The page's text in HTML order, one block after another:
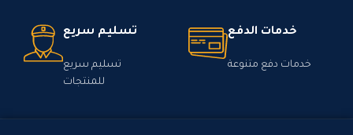
خدمات الدفع
خدمات دفع متنوعة
تسليم سريع
تسليم سريع
للمنتجات